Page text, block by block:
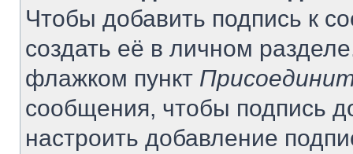
Чтобы добавить подпись к
создать её в личном
флажком пункт
сообщения, чтобы подпись
настроить добавление